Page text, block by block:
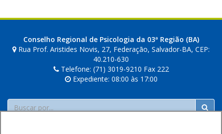
Conselho Regional de Psicologia da 03ª Região (BA)
Rua Prof. Aristides Novis, 27, Federação, Salvador-BA, CEP:
40.210-630
Telefone: (71) 3019-9210 Fax 222
Expediente: 08:00 às 17:00
Buscar